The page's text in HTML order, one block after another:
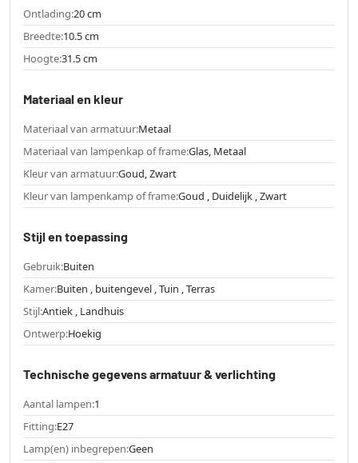
Ontlading:20 cm
Breedte:10.5 cm
Hoogte:31.5 cm
Materiaal en kleur
Materiaal van armatuur:Metaal
Materiaal van lampenkap of frame:Glas, Metaal
Kleur van armatuur:Goud, Zwart
Kleur van lampenkamp of frame:Goud , Duidelijk , Zwart
Stijl en toepassing
Gebruik:Buiten
Kamer:Buiten , buitengevel , Tuin , Terras
Stijl:Antiek , Landhuis
Ontwerp:Hoekig
Technische gegevens armatuur & verlichting
Aantal lampen:1
Fitting:E27
Lamp(en) inbegrepen:Geen